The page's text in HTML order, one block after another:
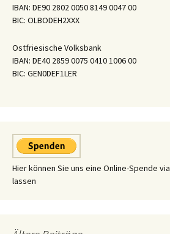
IBAN: DE90 2802 0050 8149 0047 00
BIC: OLBODEH2XXX
Ostfriesische Volksbank
IBAN: DE40 2859 0075 0410 1006 00
BIC: GEN0DEF1LER
Hier können Sie uns eine Online-Spende
lassen